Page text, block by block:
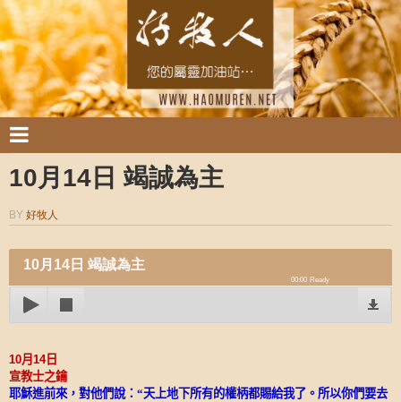
10月14日 竭誠為主
BY 好牧人
10月14日 竭誠為主
00:00 Ready
10月 14日
宣教士之鑰
耶穌進前來，對他們說：“天上地下所有的權柄都賜給我了。所以你們要去